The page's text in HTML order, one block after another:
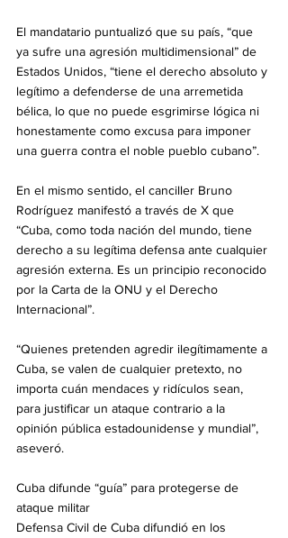
El mandatario puntualizó que su país, “que
ya sufre una agresión multidimensional” de
Estados Unidos, “tiene el derecho absoluto y
legítimo a defenderse de una arremetida
bélica, lo que no puede esgrimirse lógica ni
honestamente como excusa para imponer
una guerra contra el noble pueblo cubano”.
En el mismo sentido, el canciller Bruno
Rodríguez manifestó a través de X que
“Cuba, como toda nación del mundo, tiene
derecho a su legítima defensa ante cualquier
agresión externa. Es un principio reconocido
por la Carta de la ONU y el Derecho
Internacional”.
“Quienes pretenden agredir ilegítimamente a
Cuba, se valen de cualquier pretexto, no
importa cuán mendaces y ridículos sean,
para justificar un ataque contrario a la
opinión pública estadounidense y mundial”,
aseveró.
Cuba difunde “guía” para protegerse de
ataque militar
Defensa Civil de Cuba difundió en los